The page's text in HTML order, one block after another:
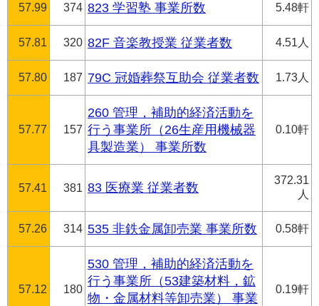
57.99 374 823 学習塾 事業所数 5.48軒
57.81 320 82F 音楽教授業 従業者数 4.51人
57.80 187 79C 冠婚葬祭互助会 従業者数 1.73人
57.77 157
260 管理，補助的経済活動を
行う事業所（26生産用機械器
具製造業） 事業所数
0.10軒
57.41 381 83 医療業 従業者数
372.31
人
57.26 314 535 非鉄金属卸売業 事業所数 0.58軒
57.12 180
530 管理，補助的経済活動を
行う事業所（53建築材料，鉱
物・金属材料等卸売業） 事業
0.19軒